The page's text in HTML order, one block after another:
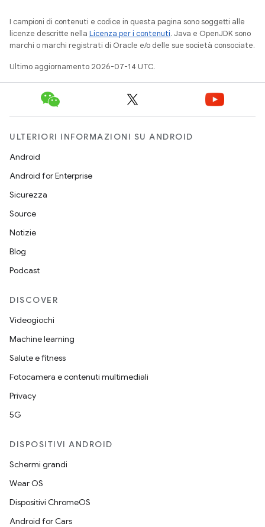
I campioni di contenuti e codice in questa pagina sono soggetti alle
licenze descritte nella Licenza per i contenuti. Java e OpenJDK sono
marchi o marchi registrati di Oracle e/o delle sue società consociate.
Ultimo aggiornamento 2026-07-14 UTC.
ULTERIORI INFORMAZIONI SU ANDROID
Android
Android for Enterprise
Sicurezza
Source
Notizie
Blog
Podcast
DISCOVER
Videogiochi
Machine learning
Salute e fitness
Fotocamera e contenuti multimediali
Privacy
5G
DISPOSITIVI ANDROID
Schermi grandi
Wear OS
Dispositivi ChromeOS
Android for Cars